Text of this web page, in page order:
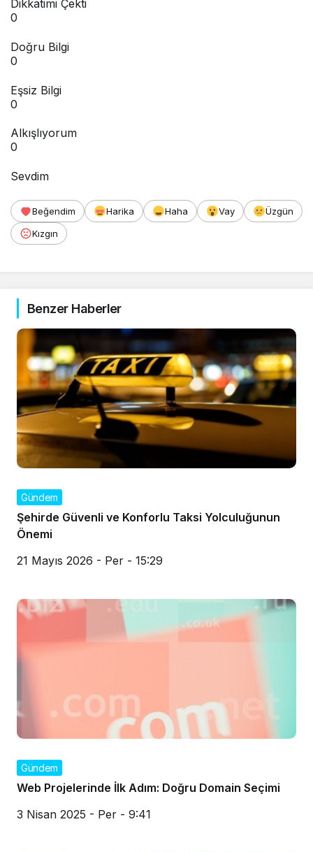
Dikkatimi Çekti
0
Doğru Bilgi
0
Eşsiz Bilgi
0
Alkışlıyorum
0
Sevdim
Beğendim Harika Haha Vay
Üzgün
Kızgın
Benzer Haberler
Gündem
Şehirde Güvenli ve Konforlu Taksi Yolculuğunun
Önemi
21 Mayıs 2026 - Per - 15:29
Gündem
Web Projelerinde İlk Adım: Doğru Domain Seçimi
3 Nisan 2025 - Per - 9:41